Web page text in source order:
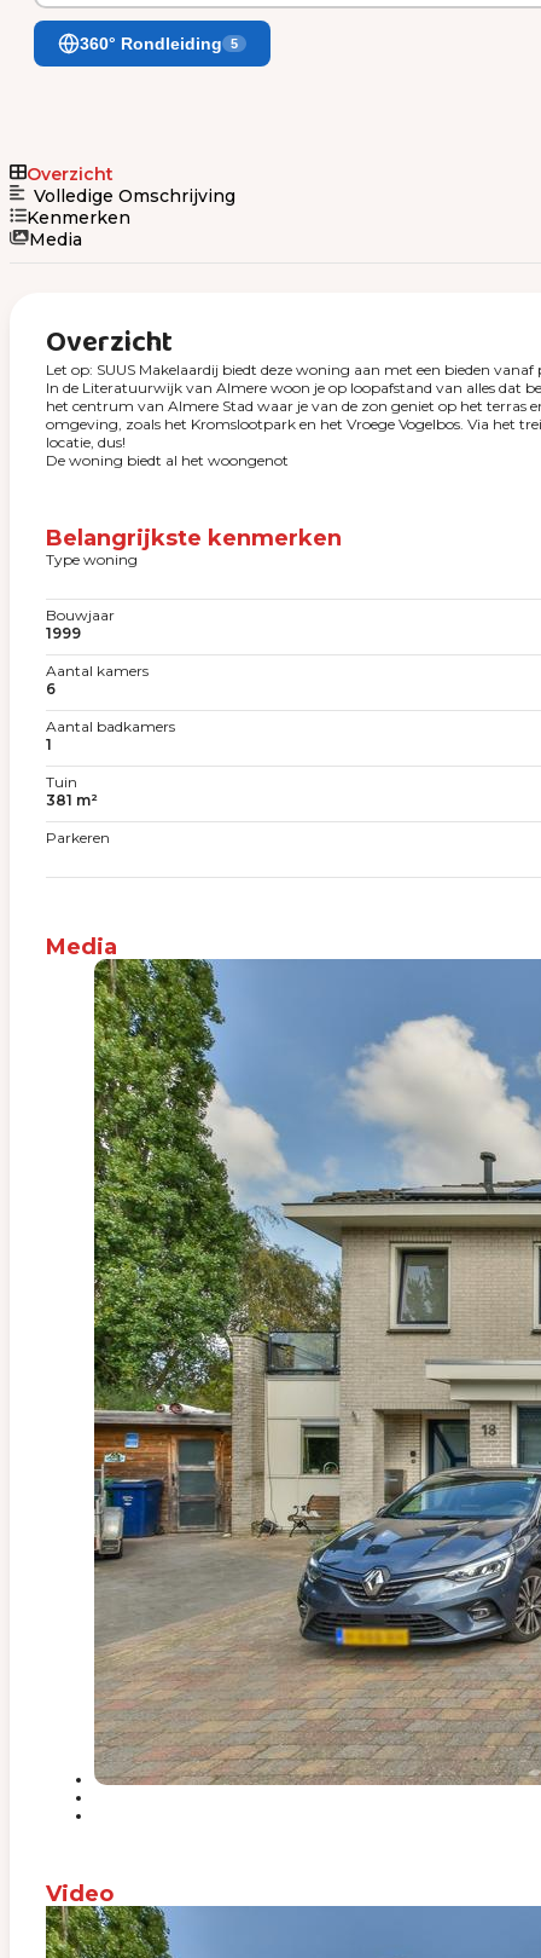
360° Rondleiding 5
Overzicht
Volledige Omschrijving
Kenmerken
Media
Overzicht
Let op: SUUS Makelaardij biedt deze woning aan met een bieden vanaf
In de Literatuurwijk van Almere woon je op loopafstand van alles dat
het centrum van Almere Stad waar je van de zon geniet op het terras
omgeving, zoals het Kromslootpark en het Vroege Vogelbos. Via het
locatie, dus!
De woning biedt al het woongenot
Belangrijkste kenmerken
Type woning
Bouwjaar
1999
Aantal kamers
6
Aantal badkamers
1
Tuin
381 m²
Parkeren
Media
Video